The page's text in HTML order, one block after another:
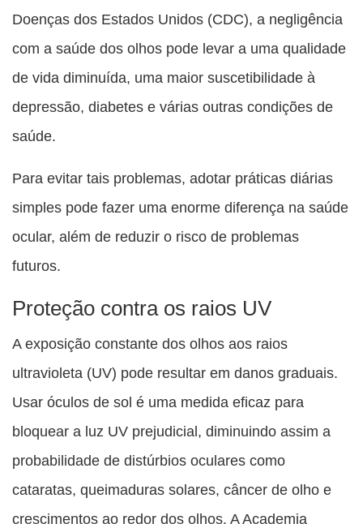
Doenças dos Estados Unidos (CDC), a negligência
com a saúde dos olhos pode levar a uma qualidade
de vida diminuída, uma maior suscetibilidade à
depressão, diabetes e várias outras condições de
saúde.
Para evitar tais problemas, adotar práticas diárias
simples pode fazer uma enorme diferença na saúde
ocular, além de reduzir o risco de problemas
futuros.
Proteção contra os raios UV
A exposição constante dos olhos aos raios
ultravioleta (UV) pode resultar em danos graduais.
Usar óculos de sol é uma medida eficaz para
bloquear a luz UV prejudicial, diminuindo assim a
probabilidade de distúrbios oculares como
cataratas, queimaduras solares, câncer de olho e
crescimentos ao redor dos olhos. A Academia